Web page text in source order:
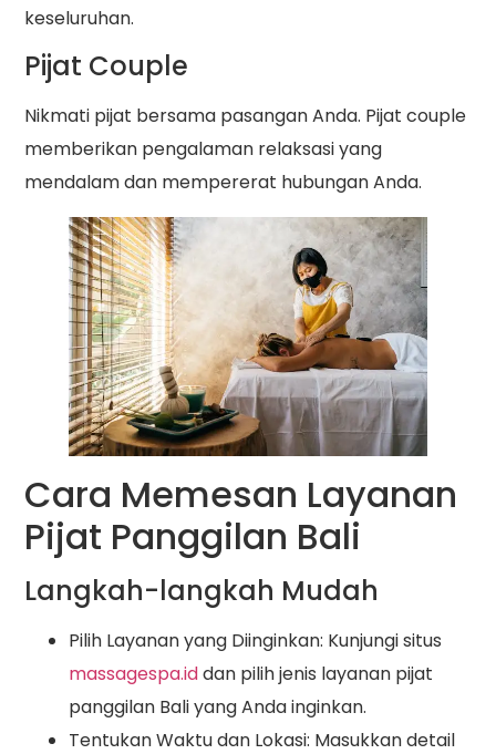
keseluruhan.
Pijat Couple
Nikmati pijat bersama pasangan Anda. Pijat couple
memberikan pengalaman relaksasi yang
mendalam dan mempererat hubungan Anda.
Cara Memesan Layanan
Pijat Panggilan Bali
Langkah-langkah Mudah
Pilih Layanan yang Diinginkan: Kunjungi situs
massagespa.iddan pilih jenis layanan pijat
panggilan Bali yang Anda inginkan.
Tentukan Waktu dan Lokasi: Masukkan detail